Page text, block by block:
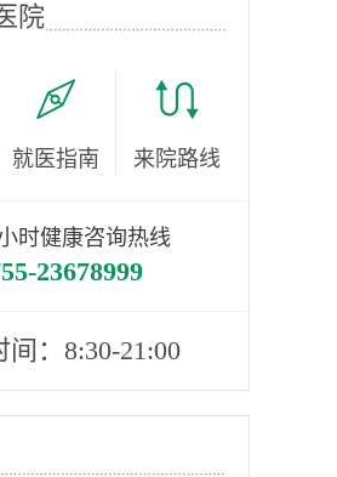
院
就医指南 来院路线
时健康咨询热线
23678999
间：8:30-21:00